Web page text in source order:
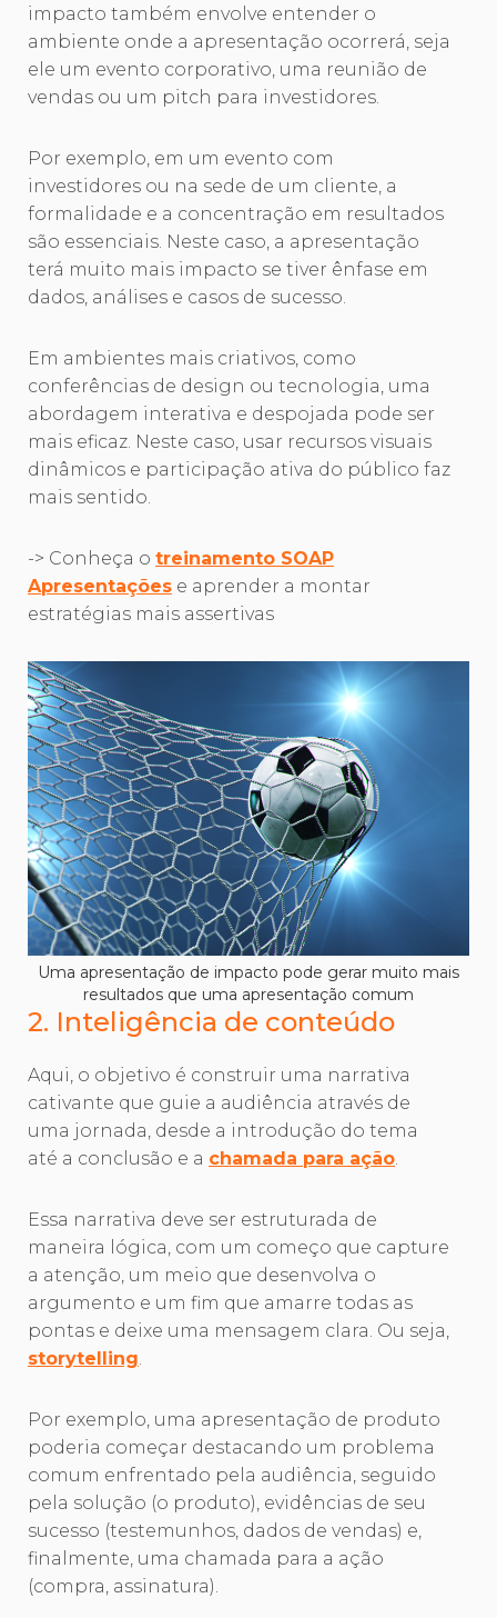
impacto também envolve entender o
ambiente onde a apresentação ocorrerá, seja
ele um evento corporativo, uma reunião de
vendas ou um pitch para investidores.
Por exemplo, em um evento com
investidores ou na sede de um cliente, a
formalidade e a concentração em resultados
são essenciais. Neste caso, a apresentação
terá muito mais impacto se tiver ênfase em
dados, análises e casos de sucesso.
Em ambientes mais criativos, como
conferências de design ou tecnologia, uma
abordagem interativa e despojada pode ser
mais eficaz. Neste caso, usar recursos visuais
dinâmicos e participação ativa do público faz
mais sentido.
-> Conheça o treinamento SOAP
Apresentações e aprender a montar
estratégias mais assertivas
Uma apresentação de impacto pode gerar muito mais
resultados que uma apresentação comum
2. Inteligência de conteúdo
Aqui, o objetivo é construir uma narrativa
cativante que guie a audiência através de
uma jornada, desde a introdução do tema
até a conclusão e a chamada para ação.
Essa narrativa deve ser estruturada de
maneira lógica, com um começo que capture
a atenção, um meio que desenvolva o
argumento e um fim que amarre todas as
pontas e deixe uma mensagem clara. Ou seja,
storytelling.
Por exemplo, uma apresentação de produto
poderia começar destacando um problema
comum enfrentado pela audiência, seguido
pela solução (o produto), evidências de seu
sucesso (testemunhos, dados de vendas) e,
finalmente, uma chamada para a ação
(compra, assinatura).